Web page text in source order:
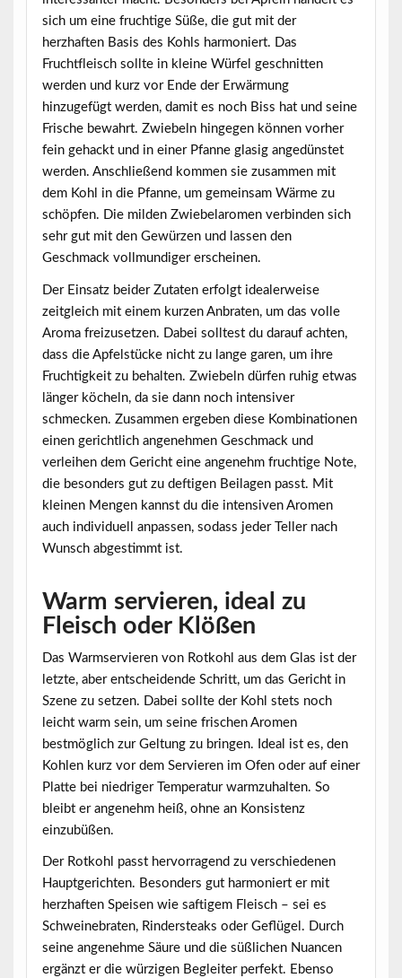
sich um eine fruchtige Süße, die gut mit der
herzhaften Basis des Kohls harmoniert. Das
Fruchtfleisch sollte in kleine Würfel geschnitten
werden und kurz vor Ende der Erwärmung
hinzugefügt werden, damit es noch Biss hat und seine
Frische bewahrt. Zwiebeln hingegen können vorher
fein gehackt und in einer Pfanne glasig angedünstet
werden. Anschließend kommen sie zusammen mit
dem Kohl in die Pfanne, um gemeinsam Wärme zu
schöpfen. Die milden Zwiebelaromen verbinden sich
sehr gut mit den Gewürzen und lassen den
Geschmack vollmundiger erscheinen.
Der Einsatz beider Zutaten erfolgt idealerweise
zeitgleich mit einem kurzen Anbraten, um das volle
Aroma freizusetzen. Dabei solltest du darauf achten,
dass die Apfelstücke nicht zu lange garen, um ihre
Fruchtigkeit zu behalten. Zwiebeln dürfen ruhig etwas
länger köcheln, da sie dann noch intensiver
schmecken. Zusammen ergeben diese Kombinationen
einen gerichtlich angenehmen Geschmack und
verleihen dem Gericht eine angenehm fruchtige Note,
die besonders gut zu deftigen Beilagen passt. Mit
kleinen Mengen kannst du die intensiven Aromen
auch individuell anpassen, sodass jeder Teller nach
Wunsch abgestimmt ist.
Warm servieren, ideal zu
Fleisch oder Klößen
Das Warmservieren von Rotkohl aus dem Glas ist der
letzte, aber entscheidende Schritt, um das Gericht in
Szene zu setzen. Dabei sollte der Kohl stets noch
leicht warm sein, um seine frischen Aromen
bestmöglich zur Geltung zu bringen. Ideal ist es, den
Kohlen kurz vor dem Servieren im Ofen oder auf einer
Platte bei niedriger Temperatur warmzuhalten. So
bleibt er angenehm heiß, ohne an Konsistenz
einzubüßen.
Der Rotkohl passt hervorragend zu verschiedenen
Hauptgerichten. Besonders gut harmoniert er mit
herzhaften Speisen wie saftigem Fleisch – sei es
Schweinebraten, Rindersteaks oder Geflügel. Durch
seine angenehme Säure und die süßlichen Nuancen
ergänzt er die würzigen Begleiter perfekt. Ebenso